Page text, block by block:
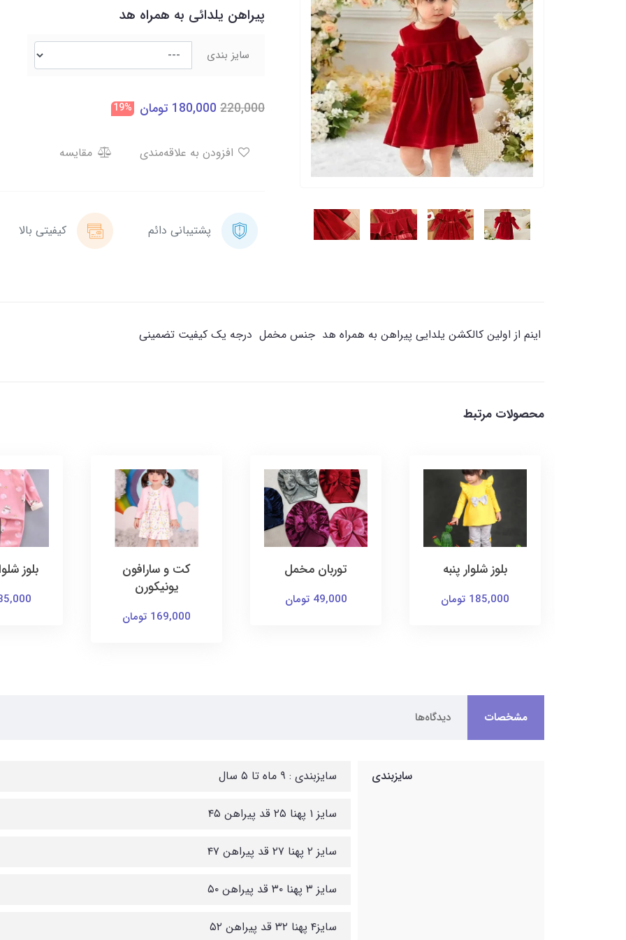
پیراهن یلدائی به همراه هد
سایز بندی
220,000
180,000 تومان 19%
مقایسه
پشتیبانی دائم کیفیتی بالا
اینم از اولین کالکشن یلدایی پیراهن به همراه هد جنس مخمل درجه یک کیفیت تضمینی
محصولات مرتبط
توربان مخمل
49,000 تومان
کت و سارافون
بلوز شلوار تو کرک
135,000 تومان 145,000
مشخصات دیدگاه‌ها
سایزبندی سایزبندی : ۹ ماه تا ۵ سال
سایز ۱ پهنا ۲۵ قد پیراهن ۴۵
سایز ۲ پهنا ۲۷ قد پیراهن ۴۷
سایز ۳ پهنا ۳۰ قد پیراهن ۵۰
سایز۴ پهنا ۳۲ قد پیراهن ۵۲